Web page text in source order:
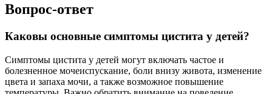
Вопрос-ответ
Каковы основные симптомы цистита у детей?
Симптомы цистита у детей могут включать частое и
болезненное мочеиспускание, боли внизу живота, изменение
цвета и запаха мочи, а также возможное повышение